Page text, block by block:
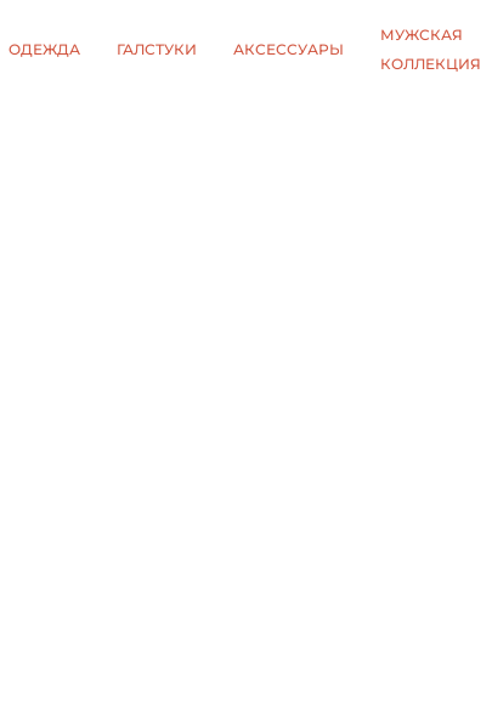
ОДЕЖДА ГАЛСТУКИ АКСЕССУАРЫ
МУЖСКАЯ
КОЛЛЕКЦИЯ